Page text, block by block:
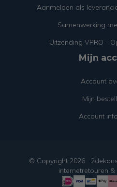
Aanmelden als
Samenwerking
Uitzending VPRO -
Mijn
Account
Mijn
Account
© Copyright 2026
internetretouren